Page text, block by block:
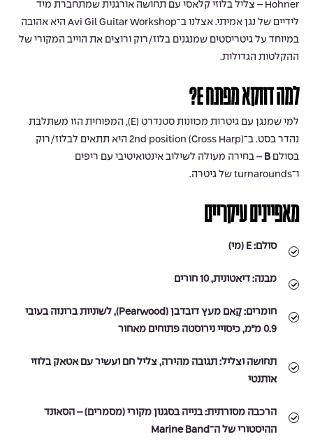
Hohner – צליל בלוזי קלאסי עם תחושה אורגנית שמתחברת מיד
לידיים של נגן אמיתי. אצלנו ב־Avi Gil Guitar Workshop היא אהובה
במיוחד על גיטריסטים שמנגנים בלוז/רוק ורוצים את הוייב המקורי של
ההקלטות הגדולות.
למה דווקא מפתח E?
למי שמנגן עם גיטרות מכוונות סטנדרט (E), המפוחית הזו משתלבת
נהדר בסט. ב־2nd position (Cross Harp) היא תתאים לבלוז/רוק
בסולם B – בחירה מעולה לשילוב אינטואיטיבי עם ריפים
ו־turnarounds של גיטרה.
מאפיינים עיקריים
סולם:E (מי)
מבנה: דיאטונית, 10 חורים
חומרים:
קָאם מעץ דובדבן (Pearwood), לשוניות ברונזה בעובי
0.9 מ״מ, כיסויי נירוסטה פתוחים מאחור
תחושה וצליל: תגובה מהירה, צליל חם ועשיר עם אטאק בלוזי
אותנטי
הרכבה מסורתית: בנייה בסגנון מקורי (מסמרים) – הסאונד
ההיסטורי של ה־Marine Band